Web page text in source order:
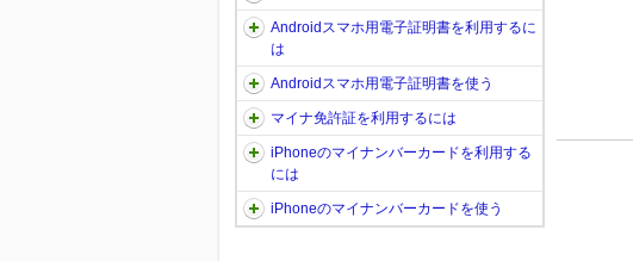
Androidスマホ用電子証明書を利用するに
は
Androidスマホ用電子証明書を使う
マイナ免許証を利用するには
iPhoneのマイナンバーカードを利用する
には
iPhoneのマイナンバーカードを使う